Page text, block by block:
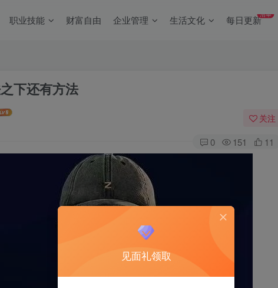
职业技能 财富自由 企业管理 生活文化 每日更新清单
下还有方法
关注
0 151 11
见面礼领取